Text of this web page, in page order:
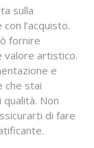
sulla
l’acquisto.
fornire
valore artistico.
e
che stai
Non
di fare